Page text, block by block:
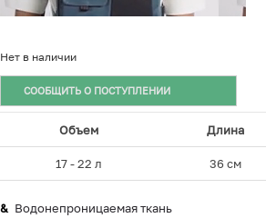
Нет в наличии
СООБЩИТЬ О ПОСТУПЛЕНИИ
Объем Длина
17 - 22 л 36 см
Водонепроницаемая ткань